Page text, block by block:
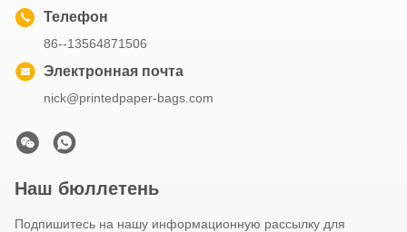
Телефон
86--13564871506
Электронная почта
nick@printedpaper-bags.com
Наш бюллетень
Подпишитесь на нашу информационную рассылку для